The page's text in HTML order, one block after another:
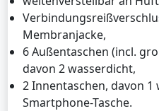
Membranjacke,
6 Außentaschen (incl.
davon 2 wasserdicht,
2 Innentaschen, davon 1
Smartphone-Tasche.